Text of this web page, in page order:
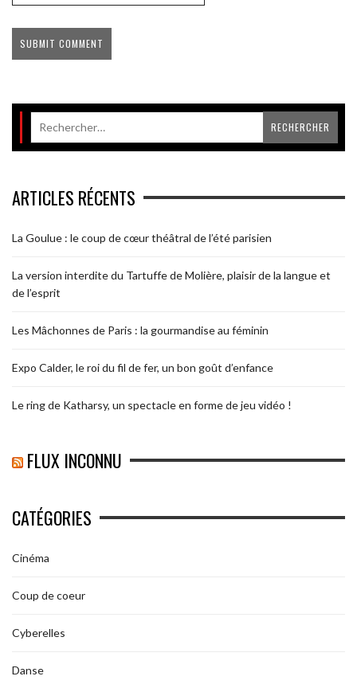
ARTICLES RÉCENTS
La Goulue : le coup de cœur théâtral de l’été parisien
La version interdite du Tartuffe de Molière, plaisir de la langue et
de l’esprit
Les Mâchonnes de Paris : la gourmandise au féminin
Expo Calder, le roi du fil de fer, un bon goût d’enfance
Le ring de Katharsy, un spectacle en forme de jeu vidéo !
FLUX INCONNU
CATÉGORIES
Cinéma
Coup de coeur
Cyberelles
Danse